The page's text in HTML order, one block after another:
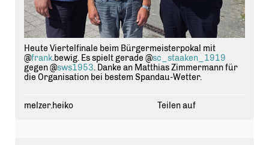
Heute Viertelfinale beim Bürgermeisterpokal mit
@frank.bewig. Es spielt gerade @sc_staaken_1919
gegen @sws1953. Danke an Matthias Zimmermann für
die Organisation bei bestem Spandau-Wetter.
melzer.heiko Teilen auf